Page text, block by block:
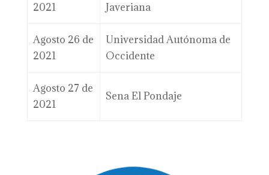
2021
Javeriana
Agosto 26 de
2021
Universidad Autónoma de
Occidente
Agosto 27 de
2021
Sena El Pondaje